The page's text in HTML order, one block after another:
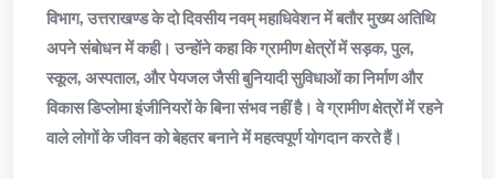
विभाग, उत्तराखण्ड के दो दिवसीय नवम् महाधिवेशन में बतौर मुख्य अतिथि
अपने संबोधन में कही। उन्होंने कहा कि ग्रामीण क्षेत्रों में सड़क, पुल,
स्कूल, अस्पताल, और पेयजल जैसी बुनियादी सुविधाओं का निर्माण और
विकास डिप्लोमा इंजीनियरों के बिना संभव नहीं है। वे ग्रामीण क्षेत्रों में रहने
वाले लोगों के जीवन को बेहतर बनाने में महत्वपूर्ण योगदान करते हैं।